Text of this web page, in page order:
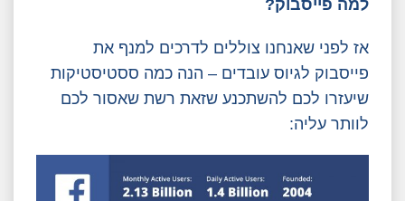
למה פייסבוק?
אז לפני שאנחנו צוללים לדרכים למנף את
פייסבוק לגיוס עובדים – הנה כמה ססטיסטיקות
שיעזרו לכם להשתכנע שזאת רשת שאסור לכם
לוותר עליה: